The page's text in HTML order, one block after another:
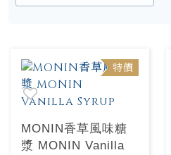
特價
MONIN香草風味糖
漿 MONIN Vanilla